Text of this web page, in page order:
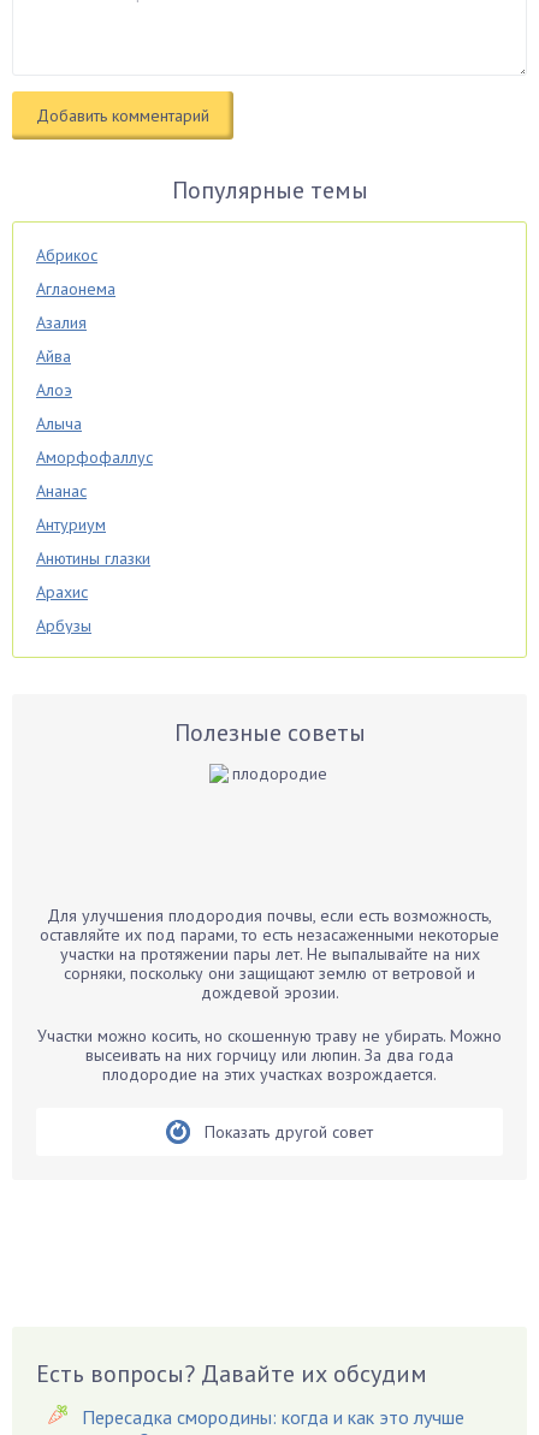
Популярные темы
Абрикос
Аглаонема
Азалия
Айва
Алоэ
Алыча
Аморфофаллус
Ананас
Антуриум
Анютины глазки
Арахис
Арбузы
Аспарагус
Бархатцы
Бегония
Бирючина
Бобовые
Вредители
Гардения
Полезные советы
Для улучшения плодородия почвы, если есть возможность,
оставляйте их под парами, то есть незасаженными некоторые
участки на протяжении пары лет. Не выпалывайте на них
сорняки, поскольку они защищают землю от ветровой и
дождевой эрозии.
Участки можно косить, но скошенную траву не убирать. Можно
высеивать на них горчицу или люпин. За два года
плодородие на этих участках возрождается.
Показать другой совет
Есть вопросы? Давайте их обсудим
Пересадка смородины: когда и как это лучше